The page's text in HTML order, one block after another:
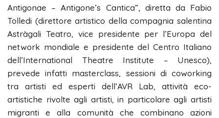
Antigonae – Antigone’s Cantica”, diretta da Fabio
Tolledi (direttore artistico della compagnia salentina
Astràgali Teatro, vice presidente per l’Europa del
network mondiale e presidente del Centro Italiano
dell’International Theatre Institute – Unesco),
prevede infatti masterclass, sessioni di coworking
tra artisti ed esperti dell’AVR Lab, attività eco-
artistiche rivolte agli artisti, in particolare agli artisti
migranti e alla comunità che combinano azioni